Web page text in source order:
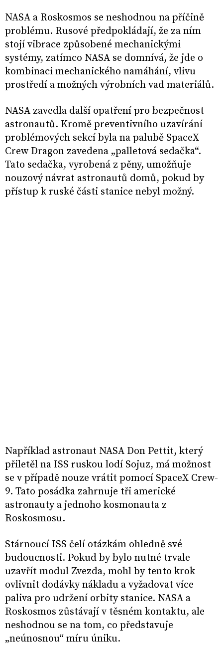
NASA a Roskosmos se neshodnou na příčině
problému. Rusové předpokládají, že za ním
stojí vibrace způsobené mechanickými
systémy, zatímco NASA se domnívá, že jde o
kombinaci mechanického namáhání, vlivu
prostředí a možných výrobních vad materiálů.
NASA zavedla další opatření pro bezpečnost
astronautů. Kromě preventivního uzavírání
problémových sekcí byla na palubě SpaceX
Crew Dragon zavedena „palletová sedačka“.
Tato sedačka, vyrobená z pěny, umožňuje
nouzový návrat astronautů domů, pokud by
přístup k ruské části stanice nebyl možný.
Například astronaut NASA Don Pettit, který
přiletěl na ISS ruskou lodí Sojuz, má možnost
se v případě nouze vrátit pomocí SpaceX Crew-
9. Tato posádka zahrnuje tři americké
astronauty a jednoho kosmonauta z
Roskosmosu.
Stárnoucí ISS čelí otázkám ohledně své
budoucnosti. Pokud by bylo nutné trvale
uzavřít modul Zvezda, mohl by tento krok
ovlivnit dodávky nákladu a vyžadovat více
paliva pro udržení orbity stanice. NASA a
Roskosmos zůstávají v těsném kontaktu, ale
neshodnou se na tom, co představuje
„neúnosnou“ míru úniku.